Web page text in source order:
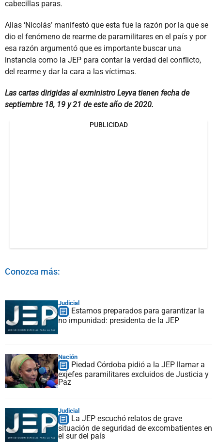
cabecillas paras.
Alias ‘Nicolás’ manifestó que esta fue la razón por la que se
dio el fenómeno de rearme de paramilitares en el país y por
esa razón argumentó que es importante buscar una
instancia como la JEP para contar la verdad del conflicto,
del rearme y dar la cara a las víctimas.
Las cartas dirigidas al exministro Leyva tienen fecha de
septiembre 18, 19 y 21 de este año de 2020.
PUBLICIDAD
Conozca más:
Judicial
Estamos preparados para garantizar la
no impunidad: presidenta de la JEP
Nación
Piedad Córdoba pidió a la JEP llamar a
exjefes paramilitares excluidos de Justicia y
Paz
Judicial
La JEP escuchó relatos de grave
situación de seguridad de excombatientes en
el sur del país